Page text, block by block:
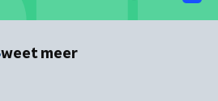
weet meer